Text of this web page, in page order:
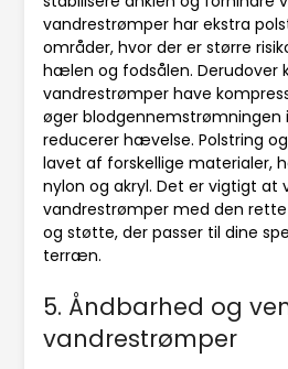
vandrestrømper har ekstra
områder, hvor der er større
hælen og fodsålen. Derudover
vandrestrømper have
øger blodgennemstrømningen
reducerer hævelse. Polstring
lavet af forskellige materialer,
nylon og akryl. Det er vigtigt at
vandrestrømper med den
og støtte, der passer til dine
terræn.
5. Åndbarhed og
vandrestrømper